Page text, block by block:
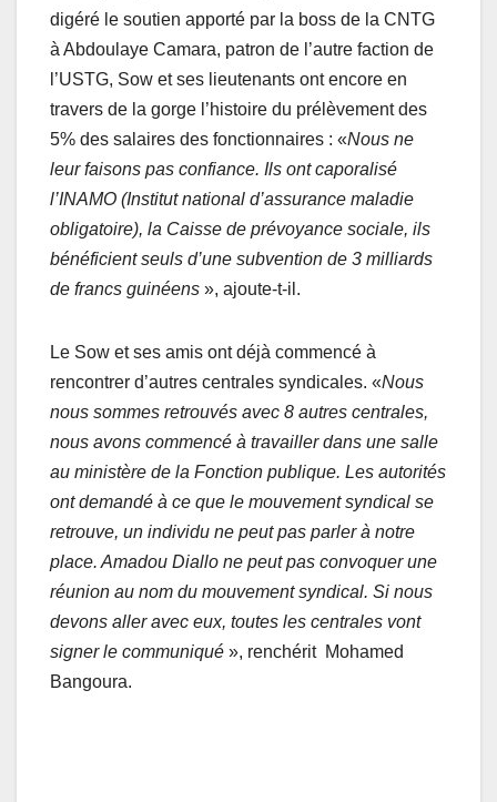
digéré le soutien apporté par la boss de la CNTG
à Abdoulaye Camara, patron de l’autre faction de
l’USTG, Sow et ses lieutenants ont encore en
travers de la gorge l’histoire du prélèvement des
5% des salaires des fonctionnaires : «Nous ne
leur faisons pas confiance. Ils ont caporalisé
l’INAMO (Institut national d’assurance maladie
obligatoire), la Caisse de prévoyance sociale, ils
bénéficient seuls d’une subvention de 3 milliards
de francs guinéens », ajoute-t-il.
Le Sow et ses amis ont déjà commencé à
rencontrer d’autres centrales syndicales. «Nous
nous sommes retrouvés avec 8 autres centrales,
nous avons commencé à travailler dans une salle
au ministère de la Fonction publique. Les autorités
ont demandé à ce que le mouvement syndical se
retrouve, un individu ne peut pas parler à notre
place. Amadou Diallo ne peut pas convoquer une
réunion au nom du mouvement syndical. Si nous
devons aller avec eux, toutes les centrales vont
signer le communiqué », renchérit Mohamed
Bangoura.